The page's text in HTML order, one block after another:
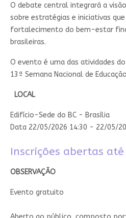
O debate central integrará a
sobre estratégias e iniciativas
fortalecimento do bem-estar
brasileiras.
O evento é uma das atividades
13ª Semana Nacional de
LOCAL
Edifício-Sede do BC - Brasília
Data 22/05/2026 14:30 - 22/05/
Inscrições abertas
​OBSERVAÇÃO
Evento gratuito​